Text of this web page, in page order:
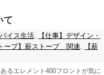
て
イス生活,
【仕事】デザイン・
ーブ】薪ストーブ 関連
【薪
るエレメント400フロントが気に